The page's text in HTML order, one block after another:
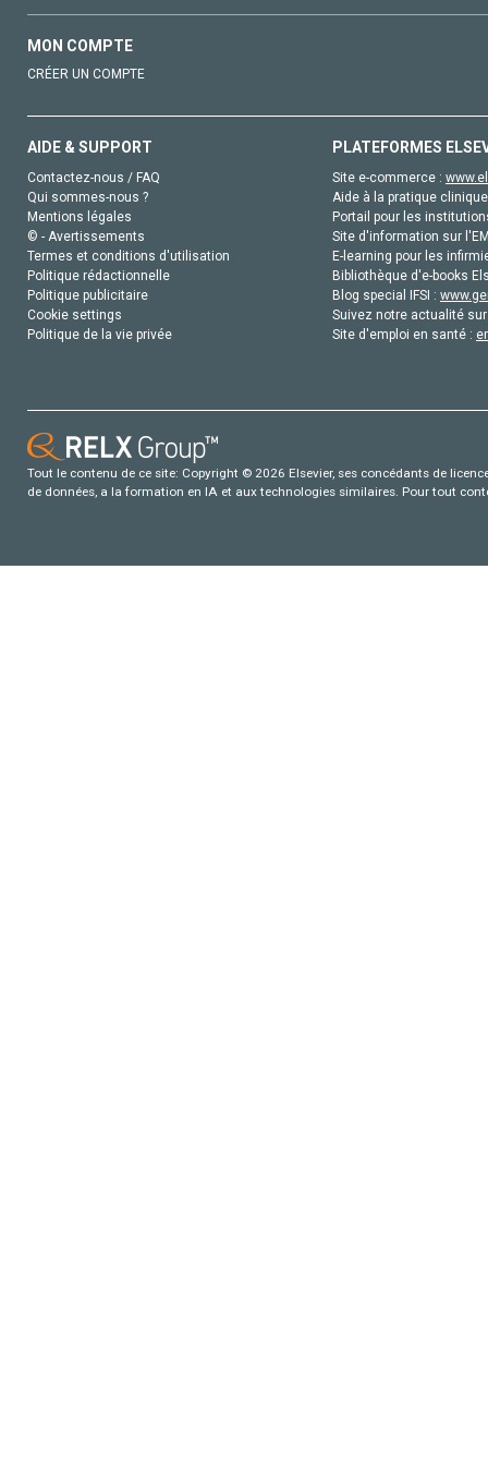
MON COMPTE
CRÉER UN COMPTE
AIDE & SUPPORT
Contactez-nous / FAQ
Qui sommes-nous ?
Mentions légales
© - Avertissements
Termes et conditions d'utilisation
Politique rédactionnelle
Politique publicitaire
Cookie settings
Politique de la vie privée
PLATEFORMES
Site e-commerce :
Aide à la pratique
Portail pour les
Site d'information sur
E-learning pour les
Bibliothèque d'e-books
Blog special IFSI :
Suivez notre actualité
Site d'emploi en santé :
Tout le contenu de ce site: Copyright © 2026 Elsevier, ses concédants de
de données, a la formation en IA et aux technologies similaires. Pour tout